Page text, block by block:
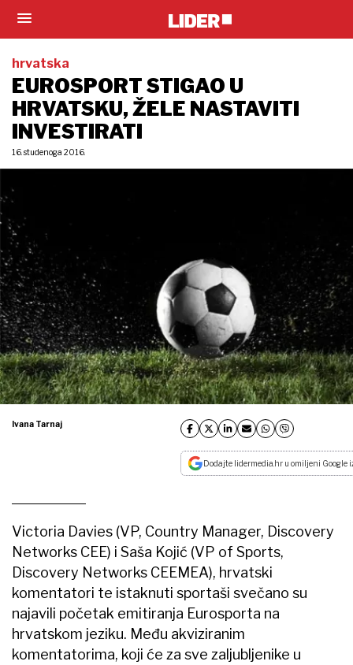
hrvatska
EUROSPORT STIGAO U
HRVATSKU, ŽELE NASTAVITI
INVESTIRATI
16. studenoga 2016.
Ivana Tarnaj
Dodajte lidermedia.hr u omiljeni Google
Victoria Davies (VP, Country Manager, Discovery
Networks CEE) i Saša Kojić (VP of Sports,
Discovery Networks CEEMEA), hrvatski
komentatori te istaknuti sportaši svečano su
najavili početak emitiranja Eurosporta na
hrvatskom jeziku. Među akviziranim
komentatorima, koji će za sve zaljubljenike u